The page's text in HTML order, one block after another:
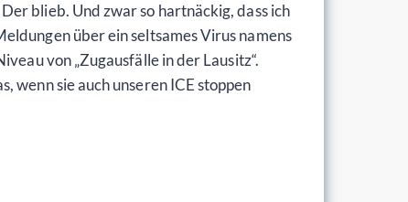
blieb. Und zwar so hartnäckig, dass ich
über ein seltsames Virus namens
von „Zugausfälle in der Lausitz“.
wenn sie auch unseren ICE stoppen